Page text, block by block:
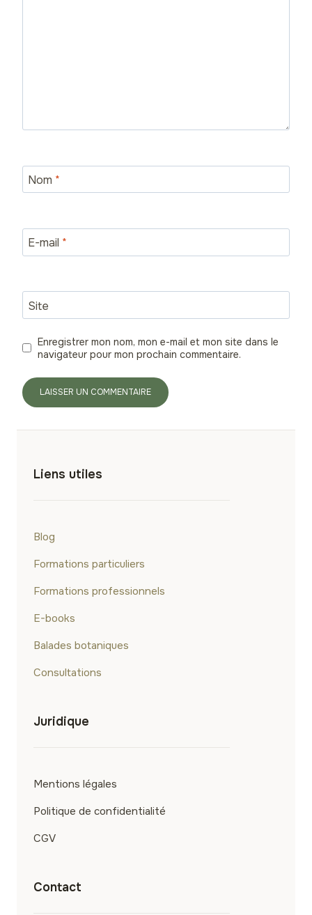
Nom *
E-mail *
Site
Enregistrer mon nom, mon e-mail et mon site dans le
navigateur pour mon prochain commentaire.
Liens utiles
Blog
Formations particuliers
Formations professionnels
E-books
Balades botaniques
Consultations
Juridique
Mentions légales
Politique de confidentialité
CGV
Contact